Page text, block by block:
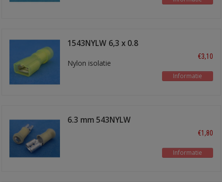
1543NYLW 6,3 x 0.8
Nylon isolatie
€3,10
Informatie
6.3 mm 543NYLW
€1,80
Informatie